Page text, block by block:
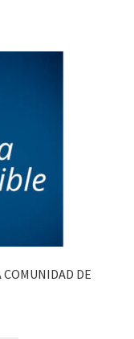
COMUNIDAD DE